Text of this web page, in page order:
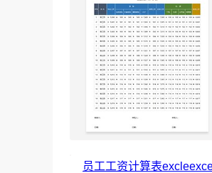
员工工资计算表